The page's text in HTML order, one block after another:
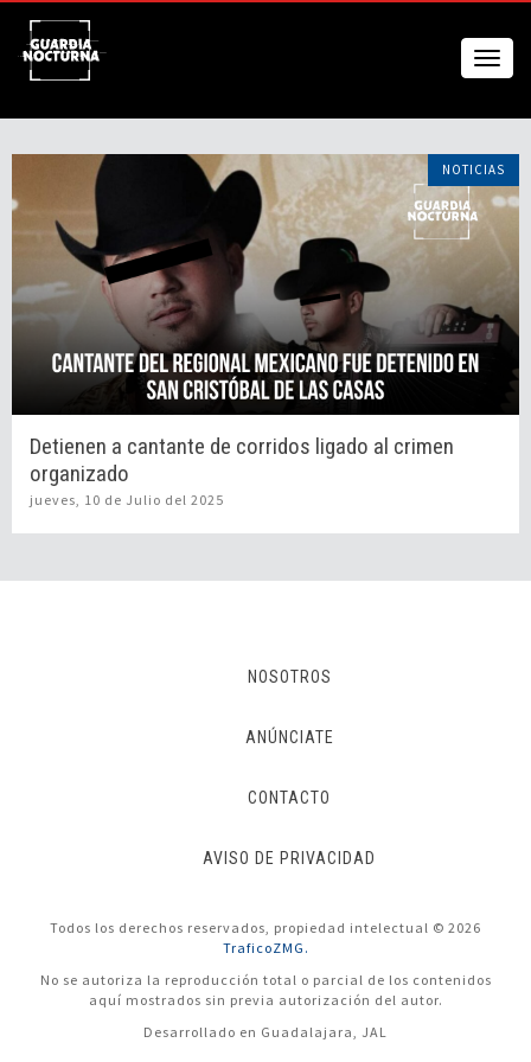
NOTICIAS
Detienen a cantante de corridos ligado al crimen
organizado
jueves, 10 de Julio del 2025
NOSOTROS
ANÚNCIATE
CONTACTO
AVISO DE PRIVACIDAD
Todos los derechos reservados, propiedad intelectual © 2026
TraficoZMG.
No se autoriza la reproducción total o parcial de los contenidos
aquí mostrados sin previa autorización del autor.
Desarrollado en Guadalajara, JAL